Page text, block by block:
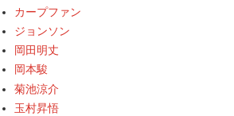
カープファン
ジョンソン
岡田明丈
岡本駿
菊池涼介
玉村昇悟